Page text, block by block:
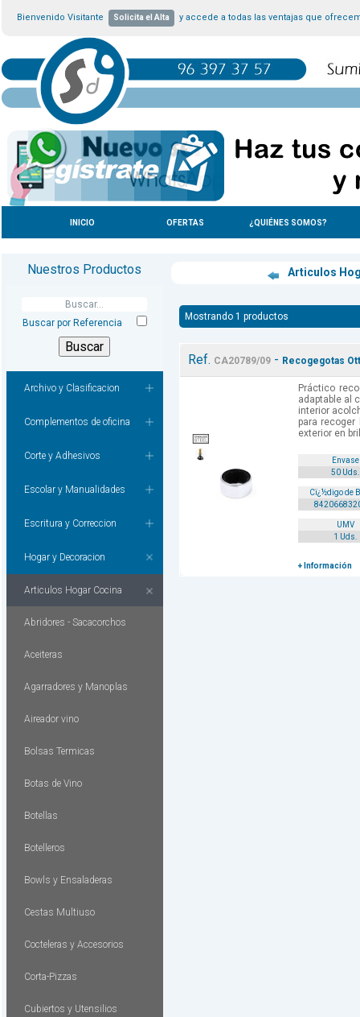
Bienvenido Visitante Solicita el Alta y accede a todas las ventajas que
INICIO OFERTAS ¿QUIÉNES SOMOS?
Nuestros Productos
Buscar por Referencia
Archivo y Clasificacion
Complementos de oficina
Corte y Adhesivos
Escolar y Manualidades
Escritura y Correccion
Hogar y Decoracion
Articulos Hogar Cocina
Abridores - Sacacorchos
Aceiteras
Agarradores y Manoplas
Aireador vino
Bolsas Termicas
Botas de Vino
Botellas
Botelleros
Bowls y Ensaladeras
Cestas Multiuso
Cocteleras y Accesorios
Corta-Pizzas
Cubiertos y Utensilios
Articulos
Mostrando 1 productos
Ref. CA20789/09- Recogegotas
Práctico
adaptable al
interior
para
exterior en
Envase
50 Uds.
Cï¿½digo de
UMV
1 Uds.
+ Información